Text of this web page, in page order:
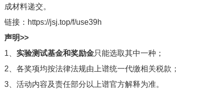
成材料递交。
链接： https://jsj.top/f/use39h
声明>>
1、 实验测试基金和奖励金只能选取其中一种；
2、各奖项均按法律法规由上谱统一代缴相关税款；
3、活动内容及责任部分以上谱官方解释为准。